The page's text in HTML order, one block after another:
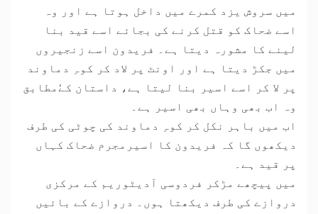
میں سروش یزد کمرے میں داخل ہوتا ہے اور وہ
اسے ضحاک کو قتل کرنے کی بجائے اسے قید بنا
لینے کا مشورہ دیتا ہے۔ فریدون اسے زنجیروں
میں جکڑ دیتا ہے اور اونٹ پر لاد کر کوہِ دماوند
پر لا کر اسے اسیر بنا لیتا ہے، داستان کےُمطابق
وہ اب بھی وہاں بھی اسیر ہے۔
اب میں باہر نکل کر کوہِ دماوند کی چوٹی کی طرف
دیکھوں گا کہ فریدون کا اسیرمجرم ضحاک کہاں
پر قید ہے۔
میں پیچھے مڑکر فردوسی آدیٹوریم کے مرکزی
دروازے کی طرف دیکھتا ہوں۔ دروازے کے بائیں